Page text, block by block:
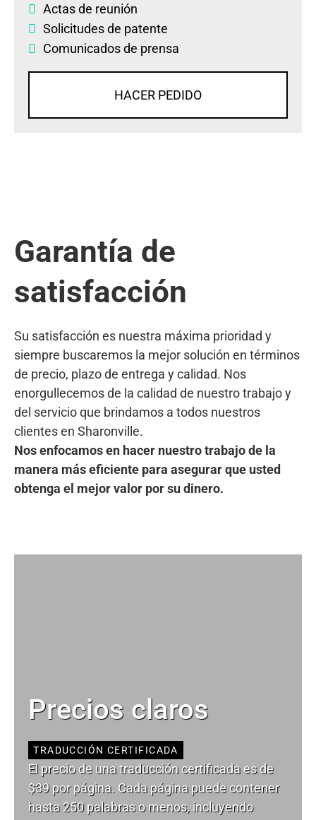
Actas de reunión
Solicitudes de patente
Comunicados de prensa
HACER PEDIDO
Garantía de
satisfacción
Su satisfacción es nuestra máxima prioridad y
siempre buscaremos la mejor solución en términos
de precio, plazo de entrega y calidad. Nos
enorgullecemos de la calidad de nuestro trabajo y
del servicio que brindamos a todos nuestros
clientes en Sharonville.
Nos enfocamos en hacer nuestro trabajo de la
manera más eficiente para asegurar que usted
obtenga el mejor valor por su dinero.
Precios claros
TRADUCCIÓN CERTIFICADA
El precio de una traducción certificada es de
$39 por página. Cada página puede contener
hasta 250 palabras o menos, incluyendo